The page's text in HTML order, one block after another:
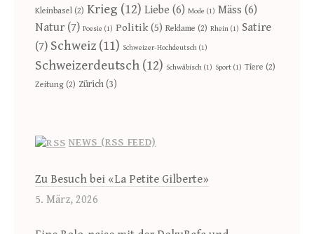
Kleinbasel (2) Krieg (12) Liebe (6) Mode (1) Mäss (6)
Natur (7) Poesie (1) Politik (5) Reklame (2) Rhein (1) Satire
(7) Schweiz (11) Schweizer-Hochdeutsch (1)
Schweizerdeutsch (12) Schwäbisch (1) Sport (1) Tiere (2)
Zeitung (2) Zürich(3)
NEWS (RSS FEED)
Zu Besuch bei «La Petite Gilberte»
5. März, 2026